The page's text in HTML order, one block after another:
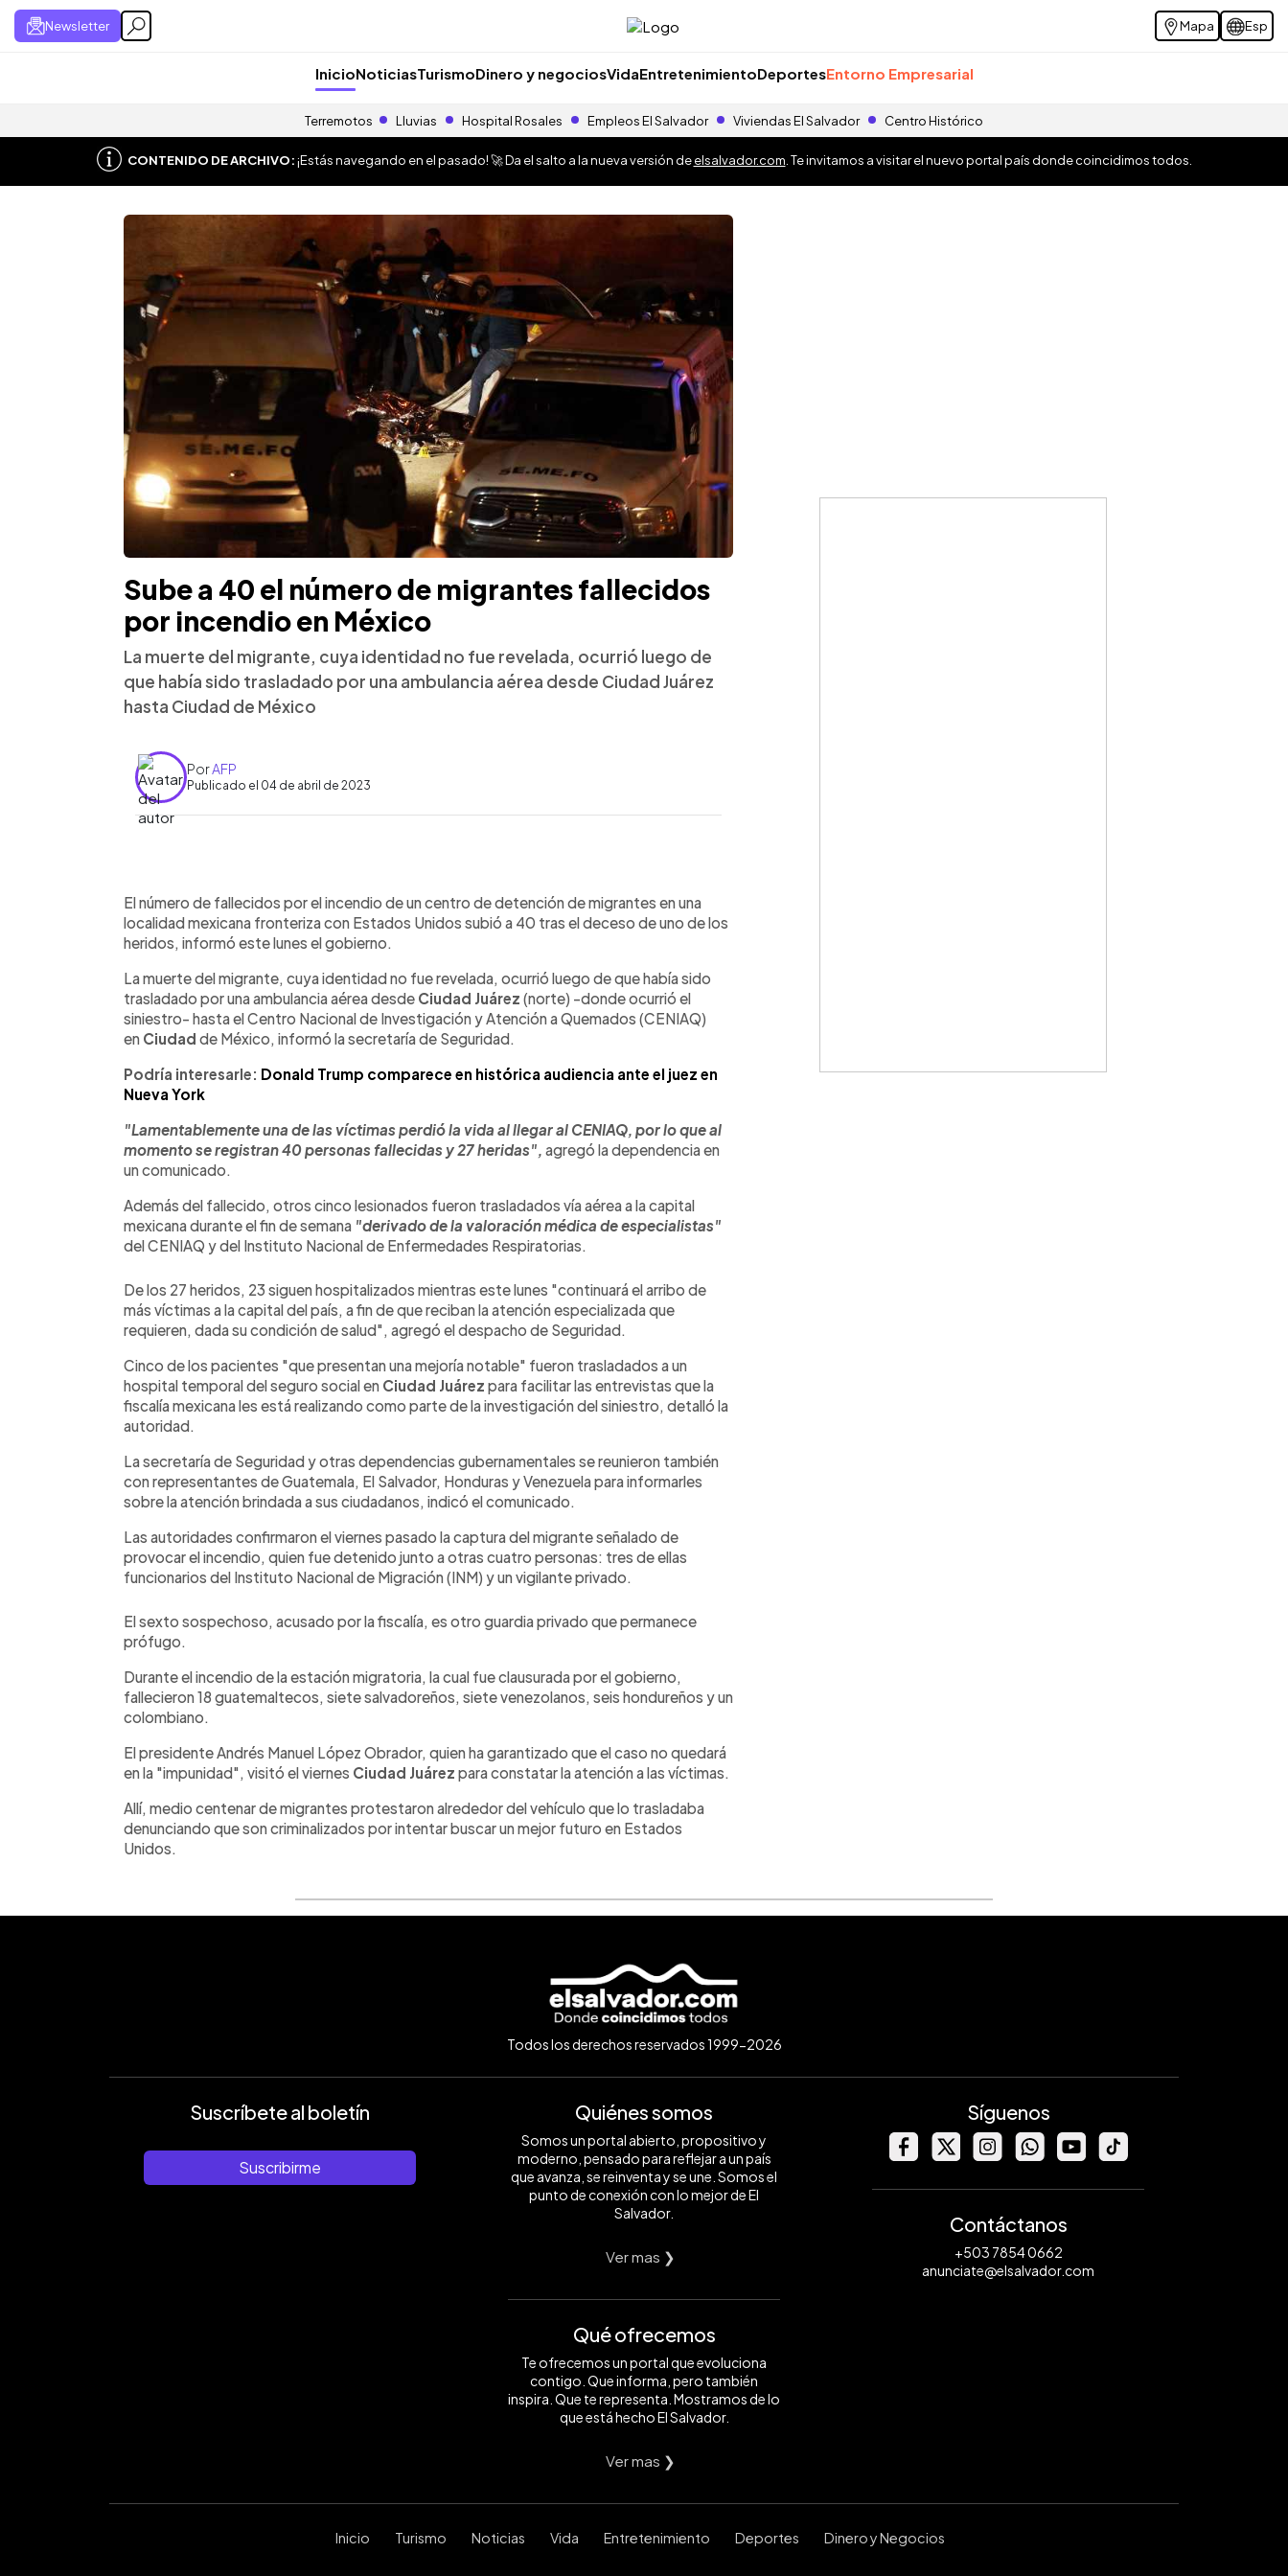
Newsletter Mapa Esp
InicioNoticiasTurismoDinero y negociosVidaEntretenimientoDeportesEntorno Empresarial
Terremotos Lluvias Hospital Rosales Empleos El Salvador Viviendas El Salvador Centro Histórico
CONTENIDO DE ARCHIVO:¡Estás navegando en el pasado! 🚀 Da el salto a la nueva versión deelsalvador.com . Te invitamos a visitar el nuevo portal país donde coincidimos todos.
Sube a 40 el número de migrantes fallecidos
por incendio en México
La muerte del migrante, cuya identidad no fue revelada, ocurrió luego de
que había sido trasladado por una ambulancia aérea desde Ciudad Juárez
hasta Ciudad de México
PorAFP
Publicado el 04 de abril de 2023
► Escuchar artículo
El número de fallecidos por el incendio de un centro de detención de migrantes en una
localidad mexicana fronteriza con Estados Unidos subió a 40 tras el deceso de uno de los
heridos, informó este lunes el gobierno.
La muerte del migrante, cuya identidad no fue revelada, ocurrió luego de que había sido
trasladado por una ambulancia aérea desde Ciudad Juárez (norte) -donde ocurrió el
siniestro- hasta el Centro Nacional de Investigación y Atención a Quemados (CENIAQ)
en Ciudad de México, informó la secretaría de Seguridad.
Podría interesarle: Donald Trump comparece en histórica audiencia ante el juez en
Nueva York
"Lamentablemente una de las víctimas perdió la vida al llegar al CENIAQ, por lo que al
momento se registran 40 personas fallecidas y 27 heridas", agregó la dependencia en
un comunicado.
Además del fallecido, otros cinco lesionados fueron trasladados vía aérea a la capital
mexicana durante el fin de semana "derivado de la valoración médica de especialistas"
del CENIAQ y del Instituto Nacional de Enfermedades Respiratorias.
De los 27 heridos, 23 siguen hospitalizados mientras este lunes "continuará el arribo de
más víctimas a la capital del país, a fin de que reciban la atención especializada que
requieren, dada su condición de salud", agregó el despacho de Seguridad.
Cinco de los pacientes "que presentan una mejoría notable" fueron trasladados a un
hospital temporal del seguro social en Ciudad Juárez para facilitar las entrevistas que la
fiscalía mexicana les está realizando como parte de la investigación del siniestro, detalló la
autoridad.
La secretaría de Seguridad y otras dependencias gubernamentales se reunieron también
con representantes de Guatemala, El Salvador, Honduras y Venezuela para informarles
sobre la atención brindada a sus ciudadanos, indicó el comunicado.
Las autoridades confirmaron el viernes pasado la captura del migrante señalado de
provocar el incendio, quien fue detenido junto a otras cuatro personas: tres de ellas
funcionarios del Instituto Nacional de Migración (INM) y un vigilante privado.
El sexto sospechoso, acusado por la fiscalía, es otro guardia privado que permanece
prófugo.
Durante el incendio de la estación migratoria, la cual fue clausurada por el gobierno,
fallecieron 18 guatemaltecos, siete salvadoreños, siete venezolanos, seis hondureños y un
colombiano.
El presidente Andrés Manuel López Obrador, quien ha garantizado que el caso no quedará
en la "impunidad", visitó el viernes Ciudad Juárez para constatar la atención a las víctimas.
Allí, medio centenar de migrantes protestaron alrededor del vehículo que lo trasladaba
denunciando que son criminalizados por intentar buscar un mejor futuro en Estados
Unidos.
Todos los derechos reservados 1999-2026
Suscríbete al boletín
Suscribirme
Quiénes somos
Somos un portal abierto, propositivo y
moderno, pensado para reflejar a un país
que avanza, se reinventa y se une. Somos el
punto de conexión con lo mejor de El
Salvador.
Ver mas ❯
Qué ofrecemos
Te ofrecemos un portal que evoluciona
contigo. Que informa, pero también
inspira. Que te representa. Mostramos de lo
que está hecho El Salvador.
Ver mas ❯
Síguenos
Contáctanos
+503 7854 0662
anunciate@elsalvador.com
Inicio Turismo Noticias Vida Entretenimiento Deportes Dinero y Negocios